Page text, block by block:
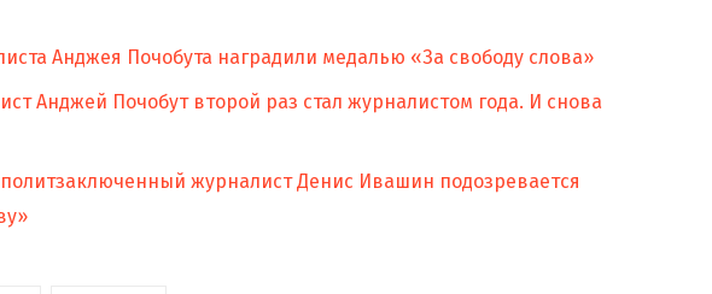
Анджея Почобута наградили медалью «За свободу слова»
Анджей Почобут второй раз стал журналистом года. И снова
журналист Денис Ивашин подозревается